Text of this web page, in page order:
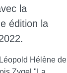
la
édition la
Hélène de